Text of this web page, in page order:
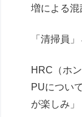
増による
「清掃員
HRC（ホ
PUについ
が楽しみ」